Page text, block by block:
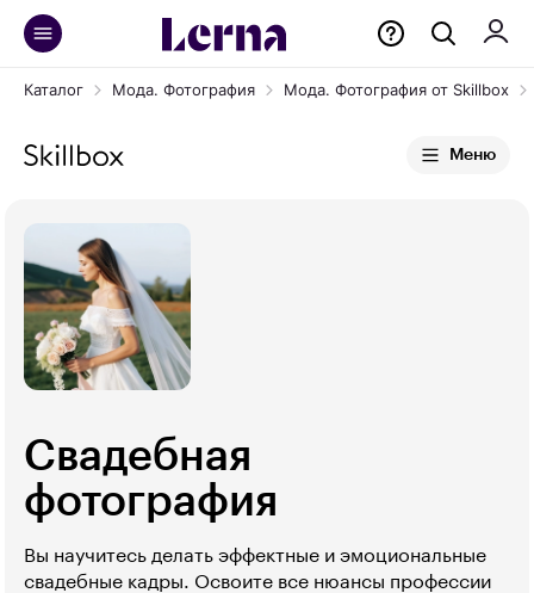
Каталог Мода. Фотография Мода. Фотография от Skillbox
Меню
Свадебная
фотография
Вы научитесь делать эффектные и эмоциональные
свадебные кадры. Освоите все нюансы профессии 